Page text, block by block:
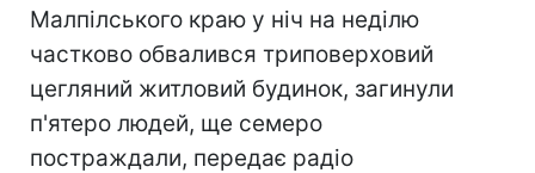
Малпілського краю у ніч на неділю
частково обвалився триповерховий
цегляний житловий будинок, загинули
п'ятеро людей, ще семеро
постраждали, передає радіо